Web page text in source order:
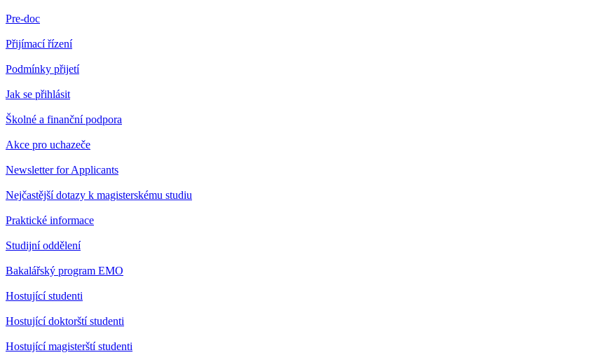
Pre-doc
Přijímací řízení
Podmínky přijetí
Jak se přihlásit
Školné a finanční podpora
Akce pro uchazeče
Newsletter for Applicants
Nejčastější dotazy k magisterskému studiu
Praktické informace
Studijní oddělení
Bakalářský program EMO
Hostující studenti
Hostující doktorští studenti
Hostující magisterští studenti